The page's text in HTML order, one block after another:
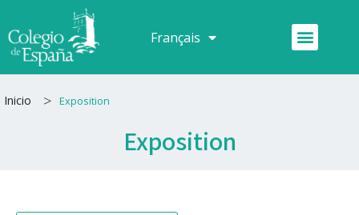
au
contenu
Français
Español Menu
Inicio > Exposition
Exposition